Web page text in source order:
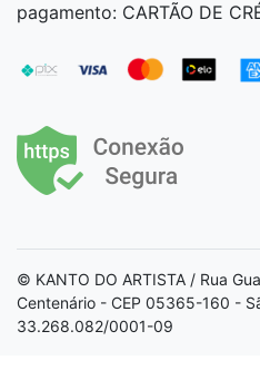
pagamento: CARTÃO DE
© KANTO DO ARTISTA / Rua
Centenário - CEP 05365-160 -
33.268.082/0001-09